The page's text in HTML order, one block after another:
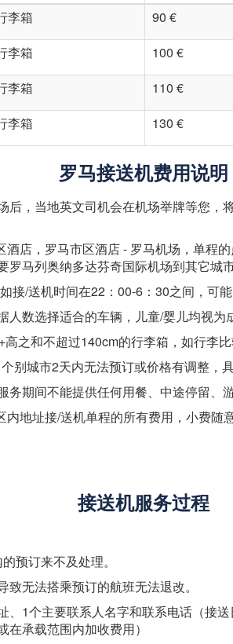
李箱 90 €
李箱 100 €
李箱 110 €
李箱 130 €
罗马接送机费用说明
，当地英文司机会在机场举牌等您
酒店，罗马市区酒店 - 罗马机场，单程
罗马列奥纳多达芬奇国际机场到其它城
接/送机时间在22：00-6：30之间，可能
数选择适合的车辆，儿童/婴儿均视为
之和不超过140cm的行李箱，如行李
城市2天内无法预订或价格有调整，
期间不能提供任何用餐、中途停留、
地址接/送机单程的所有费用，小费随意
接送机服务过程
预订来不及处理。
无法搭乘预订的航班无法退改。
1个主要联系人名字和联系电话（接
承载范围内加收费用）